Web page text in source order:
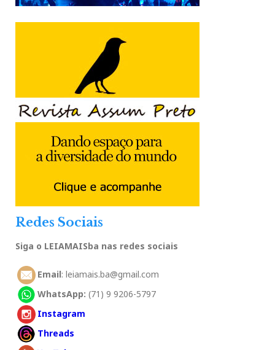
Redes Sociais
Siga o LEIAMAISba nas redes sociais
Email: leiamais.ba@gmail.com
WhatsApp: (71) 9 9206-5797
Instagram
Threads